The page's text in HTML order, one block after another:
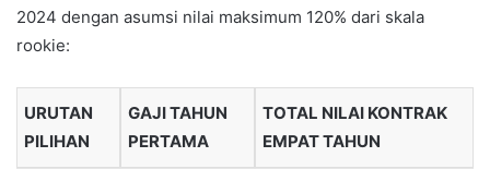
2024 dengan asumsi nilai maksimum 120% dari skala
rookie:
URUTAN
PILIHAN
GAJI TAHUN
PERTAMA
TOTAL NILAI KONTRAK
EMPAT TAHUN